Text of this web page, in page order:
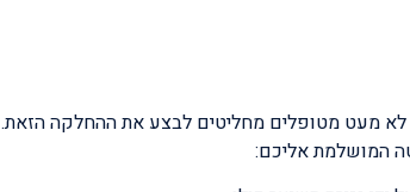
לא מעט מטופלים מחליטים לבצע את ההחלקה הזאת.
המושלמת אליכם: